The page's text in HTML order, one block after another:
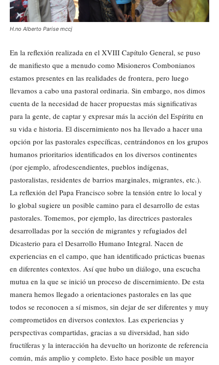
H.no Alberto Parise mccj
En la reflexión realizada en el XVIII Capítulo General, se puso
de manifiesto que a menudo como Misioneros Combonianos
estamos presentes en las realidades de frontera, pero luego
llevamos a cabo una pastoral ordinaria. Sin embargo, nos dimos
cuenta de la necesidad de hacer propuestas más significativas
para la gente, de captar y expresar más la acción del Espíritu en
su vida e historia. El discernimiento nos ha llevado a hacer una
opción por las pastorales específicas, centrándonos en los grupos
humanos prioritarios identificados en los diversos continentes
(por ejemplo, afrodescendientes, pueblos indígenas,
pastoralistas, residentes de barrios marginales, migrantes, etc.).
La reflexión del Papa Francisco sobre la tensión entre lo local y
lo global sugiere un posible camino para el desarrollo de estas
pastorales. Tomemos, por ejemplo, las directrices pastorales
desarrolladas por la sección de migrantes y refugiados del
Dicasterio para el Desarrollo Humano Integral. Nacen de
experiencias en el campo, que han identificado prácticas buenas
en diferentes contextos. Así que hubo un diálogo, una escucha
mutua en la que se inició un proceso de discernimiento. De esta
manera hemos llegado a orientaciones pastorales en las que
todos se reconocen a sí mismos, sin dejar de ser diferentes y muy
comprometidos en diversos contextos. Las experiencias y
perspectivas compartidas, gracias a su diversidad, han sido
fructíferas y la interacción ha devuelto un horizonte de referencia
común, más amplio y completo. Esto hace posible un mayor